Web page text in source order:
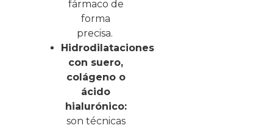
fármaco de
forma
precisa.
Hidrodilataciones
con suero,
colágeno o
ácido
hialurónico:
son técnicas